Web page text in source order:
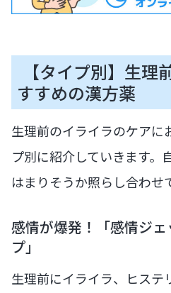
【タイプ別】生
すすめの漢方薬
生理前のイライラのケアに
プ別に紹介していきます。
はまりそうか照らし合わせ
感情が爆発！「感情ジ
プ」
生理前にイライラ、ヒステ